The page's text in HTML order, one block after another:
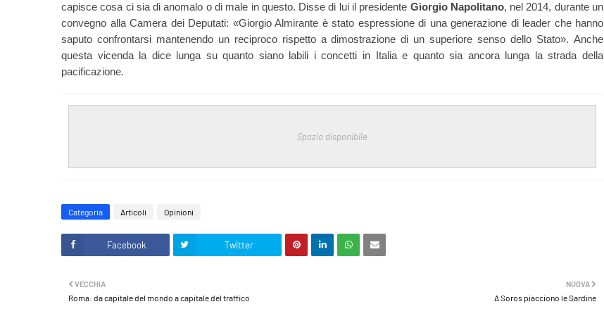
capisce cosa ci sia di anomalo o di male in questo. Disse di lui il presidente Giorgio Napolitano, nel 2014, durante un
convegno alla Camera dei Deputati: «Giorgio Almirante è stato espressione di una generazione di leader che hanno
saputo confrontarsi mantenendo un reciproco rispetto a dimostrazione di un superiore senso dello Stato». Anche
questa vicenda la dice lunga su quanto siano labili i concetti in Italia e quanto sia ancora lunga la strada della
pacificazione.
Spazio disponibile
Categoria Articoli Opinioni
Facebook Twitter
NUOVA
A Soros piacciono le Sardine
VECCHIA
Roma: da capitale del mondo a capitale del traffico